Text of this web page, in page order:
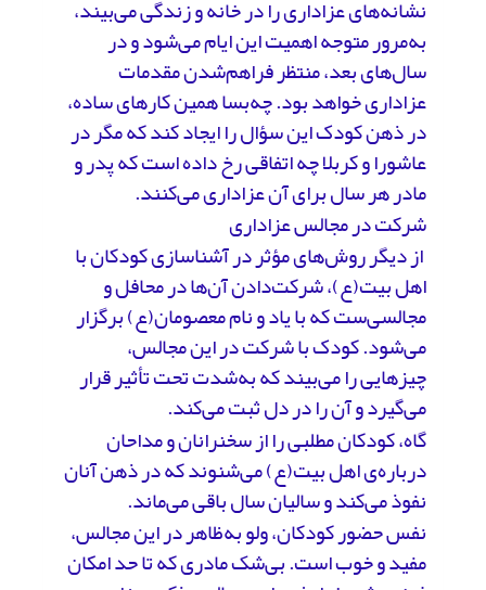
نشانه‌های عزاداری را در خانه و زندگی می‌بیند،
به‌مرور متوجه اهمیت این ایام می‌شود و در
سال‌های بعد، منتظر فراهم‌شدن مقدمات
عزاداری خواهد بود. چه‌بسا همین کارهای ساده،
در ذهن کودک این سؤال را ایجاد کند که مگر در
عاشورا و کربلا چه اتفاقی رخ داده است که پدر و
مادر هر سال برای آن عزاداری می‌کنند.
شرکت در مجالس عزاداری
از دیگر روش‌های مؤثر در آشناسازی کودکان با
اهل بیت(ع)، شرکت‌دادن آن‌ها در محافل و
مجالسی‌ست که با یاد و نام معصومان(ع) برگزار
می‌شود. کودک با شرکت در این مجالس،
چیزهایی را می‌بیند که به‌شدت تحت تأثیر قرار
می‌گیرد و آن را در دل ثبت می‌کند.
گاه، کودکان مطلبی را از سخنرانان و مداحان
درباره‌ی اهل بیت(ع) می‌شنوند که در ذهن آنان
نفوذ می‌کند و سالیان سال باقی می‌ماند.
نفس حضور کودکان، ولو به‌ظاهر در این مجالس،
مفید و خوب است. بی‌شک مادری که تا حد امکان